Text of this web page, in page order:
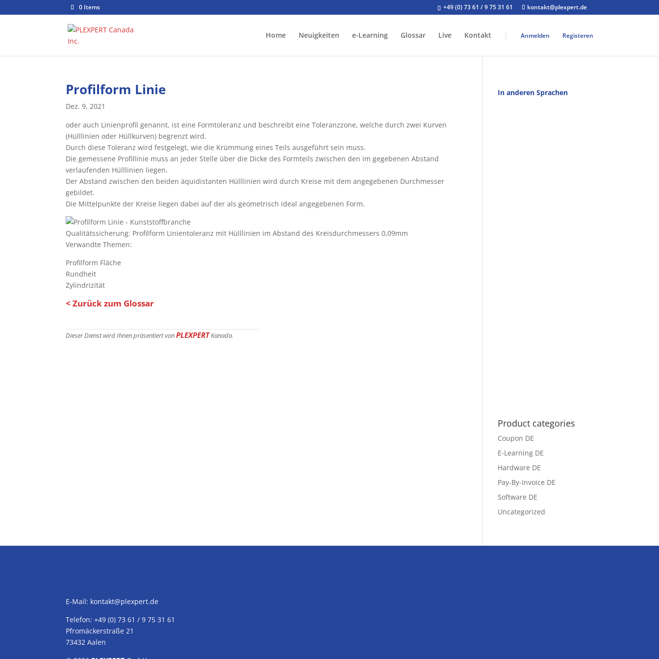
+49 (0) 73 61 / 9 75 31 61 kontakt@plexpert.de
0 Items
Home Neuigkeiten e-Learning Glossar Live Kontakt | Anmelden Registeren
Profilform Linie
Dez. 9, 2021
oder auch Linienprofil genannt, ist eine Formtoleranz und beschreibt eine Toleranzzone, welche durch zwei Kurven
(Hülllinien oder Hüllkurven) begrenzt wird.
Durch diese Toleranz wird festgelegt, wie die Krümmung eines Teils ausgeführt sein muss.
Die gemessene Profillinie muss an jeder Stelle über die Dicke des Formteils zwischen den im gegebenen Abstand
verlaufenden Hülllinien liegen.
Der Abstand zwischen den beiden äquidistanten Hülllinien wird durch Kreise mit dem angegebenen Durchmesser
gebildet.
Die Mittelpunkte der Kreise liegen dabei auf der als geometrisch ideal angegebenen Form.
Qualitätssicherung: Profilform Linientoleranz mit Hülllinien im Abstand des Kreisdurchmessers 0,09mm
Verwandte Themen:
Profilform Fläche
Rundheit
Zylindrizität
< Zurück zum Glossar
Dieser Dienst wird Ihnen präsentiert vonPLEXPERTKanada.
In anderen Sprachen
Product categories
Coupon DE
E-Learning DE
Hardware DE
Pay-By-Invoice DE
Software DE
Uncategorized
E-Mail: kontakt@plexpert.de
Telefon: +49 (0) 73 61 / 9 75 31 61
Pfromäckerstraße 21
73432 Aalen